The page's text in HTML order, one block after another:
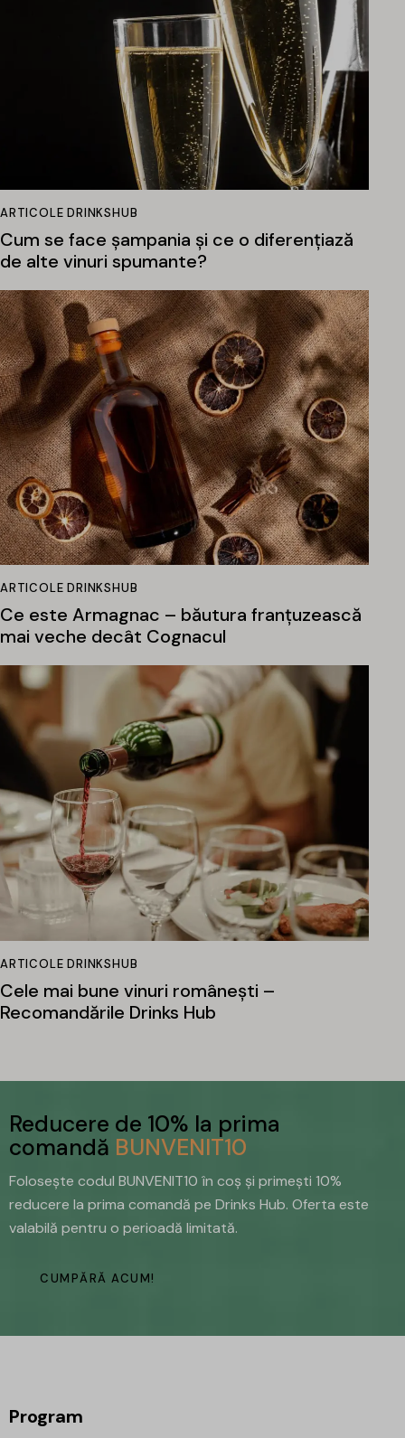
ARTICOLE DRINKSHUB
Cum se face șampania și ce o diferențiază
de alte vinuri spumante?
ARTICOLE DRINKSHUB
Ce este Armagnac – băutura franțuzească
mai veche decât Cognacul
ARTICOLE DRINKSHUB
Cele mai bune vinuri românești –
Recomandările Drinks Hub
Reducere de 10% la prima
comandă BUNVENIT10
Folosește codul BUNVENIT10 în coș și primești 10%
reducere la prima comandă pe Drinks Hub. Oferta este
valabilă pentru o perioadă limitată.
CUMPĂRĂ ACUM!
Program